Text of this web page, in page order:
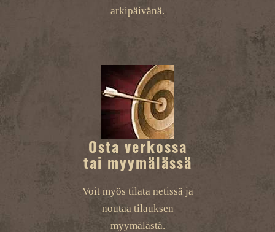
arkipäivänä.
Osta verkossa
tai myymälässä
Voit myös tilata netissä ja
noutaa tilauksen
myymälästä.